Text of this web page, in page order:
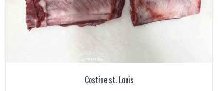
Costine st. Louis